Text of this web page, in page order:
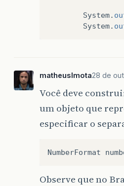
System.
System.
matheuslmota28 de
Você deve
um objeto que
especificar o
Observe que no